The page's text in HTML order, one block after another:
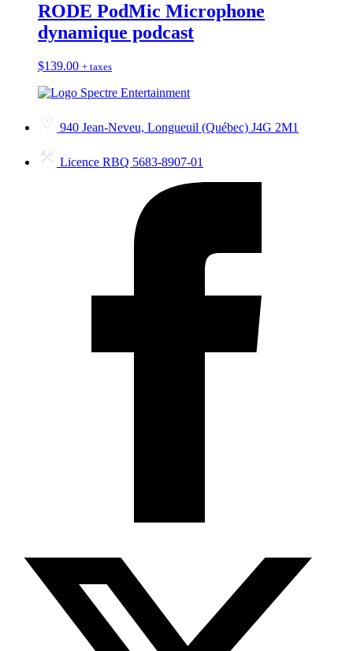
RODE PodMic Microphone
dynamique podcast
$139.00 + taxes
940 Jean-Neveu, Longueuil (Québec) J4G 2M1
Licence RBQ 5683-8907-01